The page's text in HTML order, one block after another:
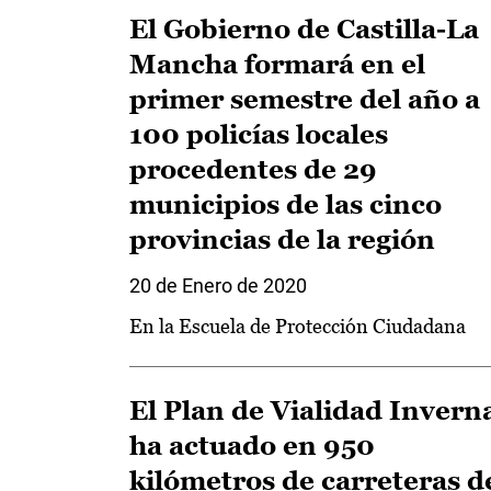
El Gobierno de Castilla-La
Mancha formará en el
primer semestre del año a
100 policías locales
procedentes de 29
municipios de las cinco
provincias de la región
20 de Enero de 2020
En la Escuela de Protección Ciudadana
El Plan de Vialidad
ha actuado en 950
kilómetros de carreteras